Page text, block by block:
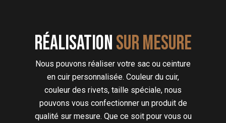
Réalisationsur mesure
Nous pouvons réaliser votre sac ou ceinture
en cuir personnalisée. Couleur du cuir,
couleur des rivets, taille spéciale, nous
pouvons vous confectionner un produit de
qualité sur mesure. Que ce soit pour vous ou